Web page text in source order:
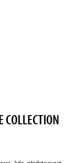
COLLECTION